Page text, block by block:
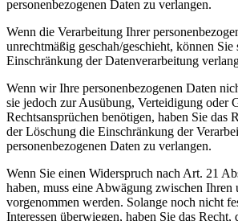
personenbezogenen Daten zu verlangen.
Wenn die Verarbeitung Ihrer
unrechtmäßig geschah/geschieht, können Sie
Einschränkung der Datenverarbeitung
Wenn wir Ihre personenbezogenen Daten
sie jedoch zur Ausübung, Verteidigung oder
Rechtsansprüchen benötigen, haben Sie das
derLöschung die Einschränkung der
personenbezogenen Daten zu verlangen.
Wenn Sie einen Widerspruch nach Art. 21
haben, muss eine Abwägung zwischen Ihren
vorgenommen werden. Solange noch nicht
Interessen überwiegen, haben Sie das Recht,